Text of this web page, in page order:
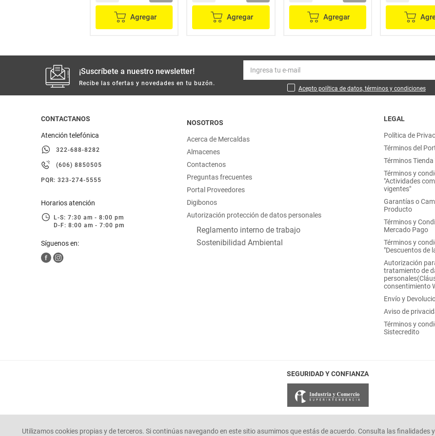
Utilizamos cookies propias y de terceros. Si continúas navegando en este sitio asumimos que estás de acuerdo. Consulta las finalidades
Agregar Agregar Agregar
¡Suscríbete a nuestro newsletter!
Recibe las ofertas y novedades en tu buzón.
Acepto política de datos, términos y condiciones
CONTACTANOS
Atención telefónica
322-688-8282
(606) 8850505
PQR: 323-274-5555
Horarios atención
L-S: 7:30 am - 8:00 pm
D-F: 8:00 am - 7:00 pm
Síguenos en:
NOSOTROS
Acerca de Mercaldas
Almacenes
Contactenos
Preguntas frecuentes
Portal Proveedores
Digibonos
Autorización protección de datos personales
Reglamento interno de trabajo
Sostenibilidad Ambiental
LEGAL
Política de
Términos del
Términos
Términos y
"Actividades
vigentes"
Garantías o
Producto
Términos y
Mercado Pago
Términos y
"Descuentos de
Autorización
tratamiento de
consentimiento
Envío y
Aviso de
Términos y
Sistecredito
SEGURIDAD Y CONFIANZA
© Mercaldas 2025. todos los derechos reservados.